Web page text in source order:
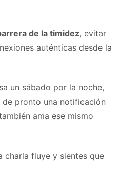
de la timidez, evitar
auténticas desde la
un sábado por la noche,
pronto una notificación
ama ese mismo
charla fluye y sientes que